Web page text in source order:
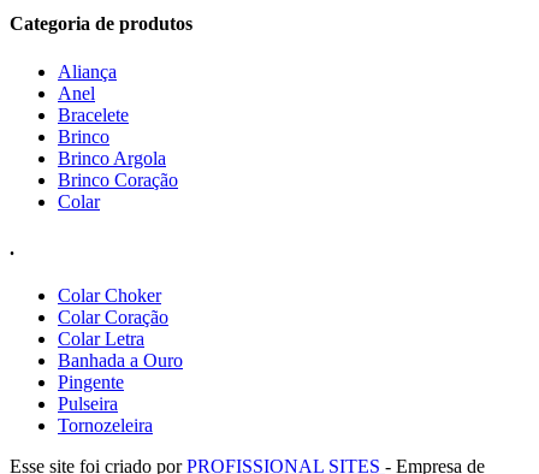
Categoria de produtos
Aliança
Anel
Bracelete
Brinco
Brinco Argola
Brinco Coração
Colar
.
Colar Choker
Colar Coração
Colar Letra
Banhada a Ouro
Pingente
Pulseira
Tornozeleira
Esse site foi criado porPROFISSIONAL SITES - Empresa de